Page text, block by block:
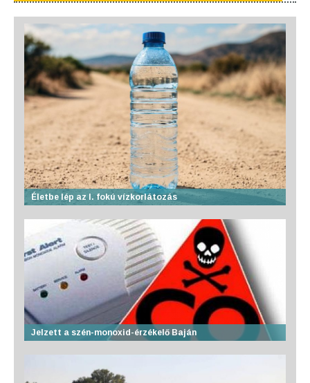
Életbe lép az I. fokú vízkorlátozás
Jelzett a szén-monoxid-érzékelő Baján